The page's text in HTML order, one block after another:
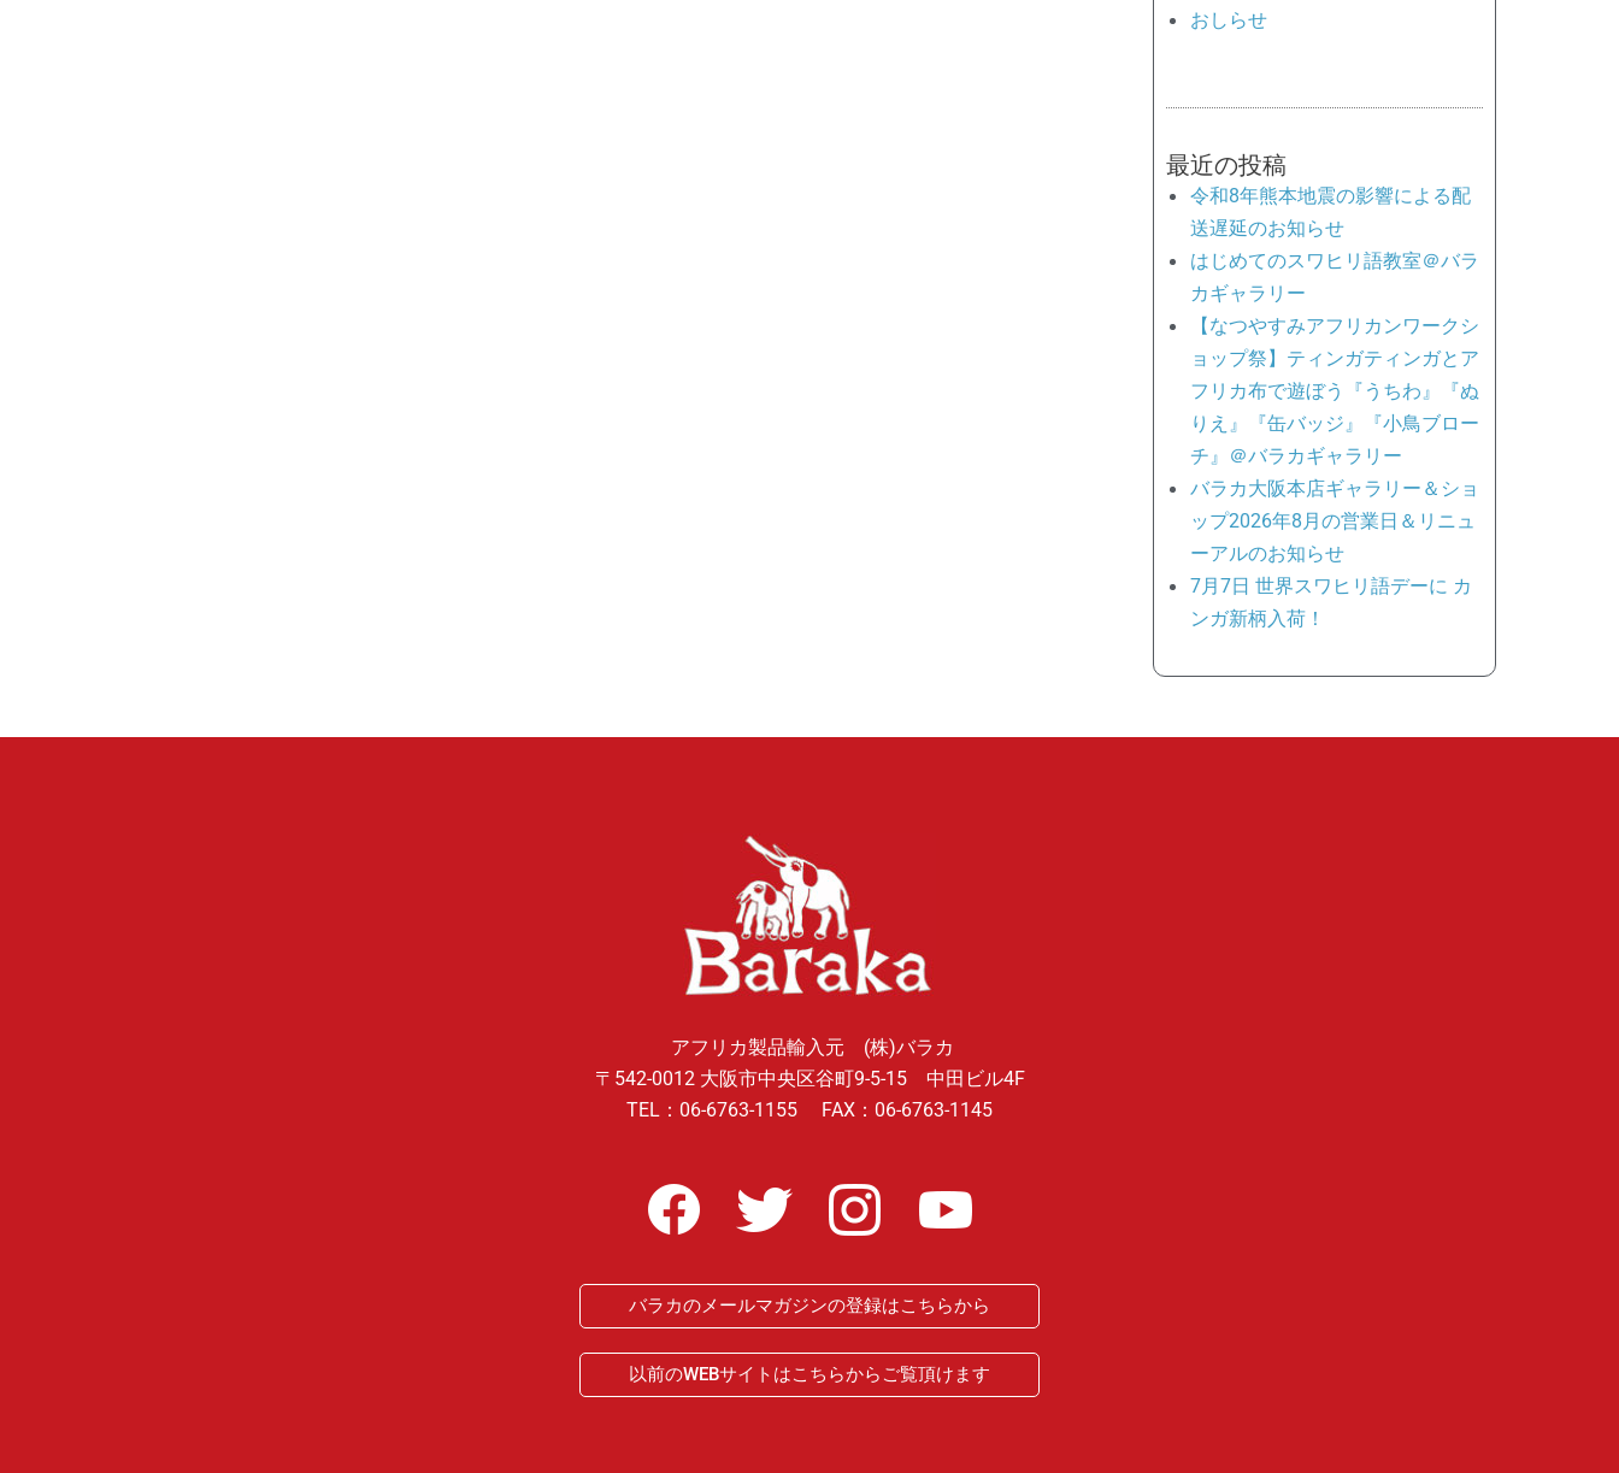
おしらせ
最近の投稿
令和8年熊本地震の影響による配
送遅延のお知らせ
はじめてのスワヒリ語教室＠バラ
カギャラリー
【なつやすみアフリカンワークシ
ョップ祭】ティンガティンガとア
フリカ布で遊ぼう『うちわ』『ぬ
りえ』『缶バッジ』『小鳥ブロー
チ』＠バラカギャラリー
バラカ大阪本店ギャラリー＆ショ
ップ2026年8月の営業日＆リニュ
ーアルのお知らせ
7月7日 世界スワヒリ語デーに カ
ンガ新柄入荷！
アフリカ製品輸入元 (株)バラカ
〒542-0012 大阪市中央区谷町9-5-15 中田ビル4F
TEL：06-6763-1155 FAX：06-6763-1145
バラカのメールマガジンの登録はこちらから
以前のWEBサイトはこちらからご覧頂けます